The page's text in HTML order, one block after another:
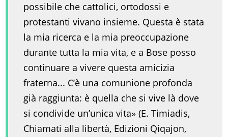
possibile che cattolici, ortodossi e
protestanti vivano insieme. Questa è stata
la mia ricerca e la mia preoccupazione
durante tutta la mia vita, e a Bose posso
continuare a vivere questa amicizia
fraterna... C’è una comunione profonda
già raggiunta: è quella che si vive là dove
si condivide un’unica vita» (E. Timiadis,
Chiamati alla libertà, Edizioni Qiqajon,